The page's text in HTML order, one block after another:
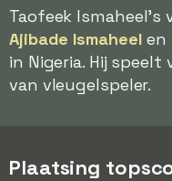
Taofeek Ismaheel's
Ajibade Ismaheel en
in Nigeria. Hij
van vleugelspeler.
Plaatsing